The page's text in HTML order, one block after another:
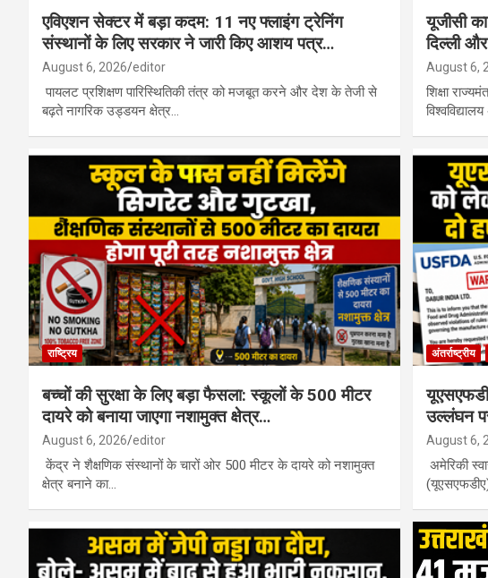
एविएशन सेक्टर में बड़ा कदम: 11 नए फ्लाइंग ट्रेनिंग
संस्थानों के लिए सरकार ने जारी किए आशय पत्र…
August 6, 2026 editor
पायलट प्रशिक्षण पारिस्थितिकी तंत्र को मजबूत करने और देश के तेजी से
बढ़ते नागरिक उड्डयन क्षेत्र…
यूजीसी का
दिल्ली
August 6,
शिक्षा
राष्ट्रिय
बच्चों की सुरक्षा के लिए बड़ा फैसला: स्कूलों के 500 मीटर
दायरे को बनाया जाएगा नशामुक्त क्षेत्र…
August 6, 2026 editor
केंद्र ने शैक्षणिक संस्थानों के चारों ओर 500 मीटर के दायरे को नशामुक्त
क्षेत्र बनाने का…
अंतर्राष्ट्रीय
उल्लंघन
August 6,
अमेरिकी
(यूएसएफडीए)